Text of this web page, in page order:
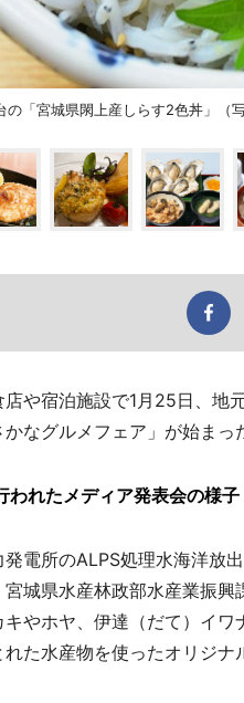
の「宮城県閖上産しらす2色丼」（
や宿泊施設で1月25日、地
かなグルメフェア」が始まっ
われたメディア発表会の様子
電所のALPS処理水海洋放
城県水産林政部水産業振
キやホヤ、伊達（だて）イ
た水産物を使ったオリジナ